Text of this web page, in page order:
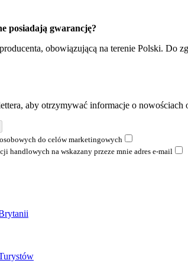
posiadają gwarancję?
obowiązującą na terenie Polski. Do
aby otrzymywać informacje o nowościach
do celów marketingowych
handlowych na wskazany przeze mnie adres e-mail